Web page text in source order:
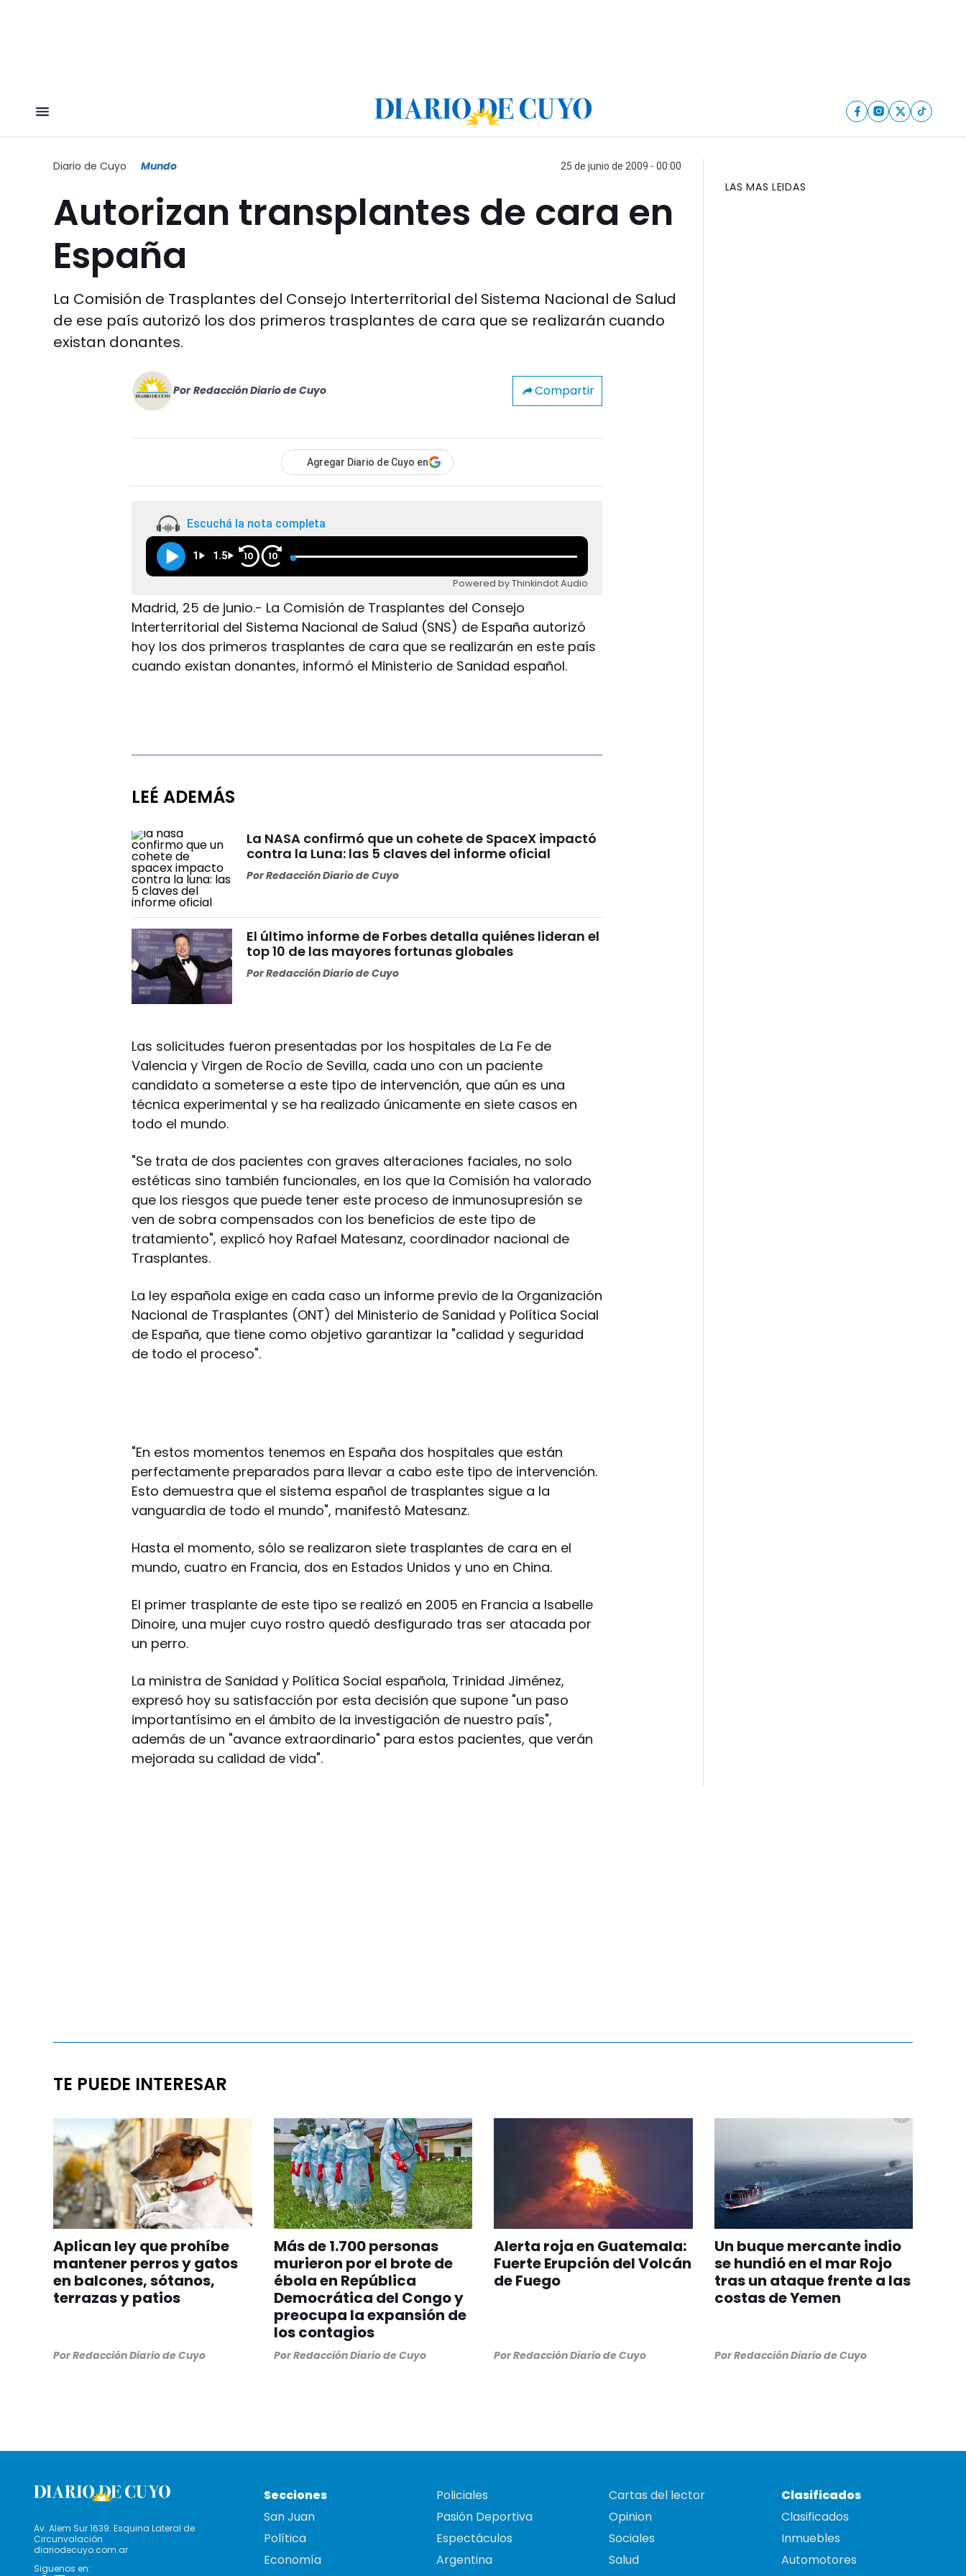
Diario de Cuyo Mundo 25 de junio de 2009 - 00:00
Autorizan transplantes de cara en
España
La Comisión de Trasplantes del Consejo Interterritorial del Sistema Nacional de Salud
de ese país autorizó los dos primeros trasplantes de cara que se realizarán cuando
existan donantes.
Por Redacción Diario de Cuyo Compartir
Agregar Diario de Cuyo en
Escuchá la nota completa
1 1.5 10 10
Powered by Thinkindot Audio
Madrid, 25 de junio.- La Comisión de Trasplantes del Consejo
Interterritorial del Sistema Nacional de Salud (SNS) de España autorizó
hoy los dos primeros trasplantes de cara que se realizarán en este país
cuando existan donantes, informó el Ministerio de Sanidad español.
LEÉ ADEMÁS
La NASA confirmó que un cohete de SpaceX impactó
contra la Luna: las 5 claves del informe oficial
PorRedacción Diario de Cuyo
El último informe de Forbes detalla quiénes lideran el
top 10 de las mayores fortunas globales
PorRedacción Diario de Cuyo
Las solicitudes fueron presentadas por los hospitales de La Fe de
Valencia y Virgen de Rocío de Sevilla, cada uno con un paciente
candidato a someterse a este tipo de intervención, que aún es una
técnica experimental y se ha realizado únicamente en siete casos en
todo el mundo.
"Se trata de dos pacientes con graves alteraciones faciales, no solo
estéticas sino también funcionales, en los que la Comisión ha valorado
que los riesgos que puede tener este proceso de inmunosupresión se
ven de sobra compensados con los beneficios de este tipo de
tratamiento", explicó hoy Rafael Matesanz, coordinador nacional de
Trasplantes.
La ley española exige en cada caso un informe previo de la Organización
Nacional de Trasplantes (ONT) del Ministerio de Sanidad y Política Social
de España, que tiene como objetivo garantizar la "calidad y seguridad
de todo el proceso".
"En estos momentos tenemos en España dos hospitales que están
perfectamente preparados para llevar a cabo este tipo de intervención.
Esto demuestra que el sistema español de trasplantes sigue a la
vanguardia de todo el mundo", manifestó Matesanz.
Hasta el momento, sólo se realizaron siete trasplantes de cara en el
mundo, cuatro en Francia, dos en Estados Unidos y uno en China.
El primer trasplante de este tipo se realizó en 2005 en Francia a Isabelle
Dinoire, una mujer cuyo rostro quedó desfigurado tras ser atacada por
un perro.
La ministra de Sanidad y Política Social española, Trinidad Jiménez,
expresó hoy su satisfacción por esta decisión que supone "un paso
importantísimo en el ámbito de la investigación de nuestro país",
además de un "avance extraordinario" para estos pacientes, que verán
mejorada su calidad de vida".
LAS MAS LEIDAS
TE PUEDE INTERESAR
Aplican ley que prohíbe
mantener perros y gatos
en balcones, sótanos,
terrazas y patios
PorRedacción Diario de Cuyo
Más de 1.700 personas
murieron por el brote de
ébola en República
Democrática del Congo y
preocupa la expansión de
los contagios
PorRedacción Diario de Cuyo
Alerta roja en Guatemala:
Fuerte Erupción del Volcán
de Fuego
PorRedacción Diario de Cuyo
Un buque mercante indio
se hundió en el mar Rojo
tras un ataque frente a las
costas de Yemen
PorRedacción Diario de Cuyo
Av. Alem Sur 1639. Esquina Lateral de
Circunvalación
diariodecuyo.com.ar
Siguenos en:
Secciones
San Juan
Política
Economía
Policiales
Pasión Deportiva
Espectáculos
Argentina
Cartas del lector
Opinion
Sociales
Salud
Clasificados
Clasificados
Inmuebles
Automotores